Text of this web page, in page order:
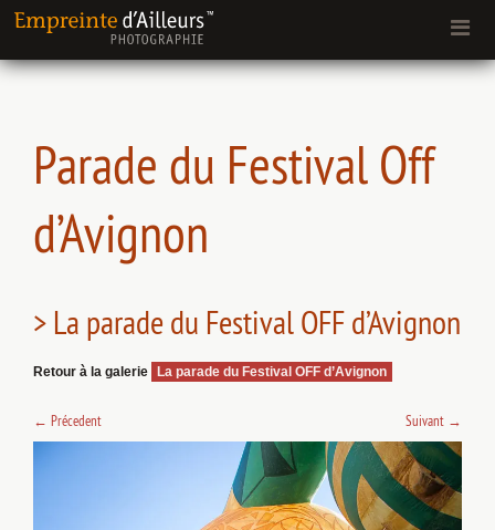
Parade du Festival Off
d’Avignon
> La parade du Festival OFF d’Avignon
Retour à la galerie La parade du Festival OFF d’Avignon
← Précedent Suivant →